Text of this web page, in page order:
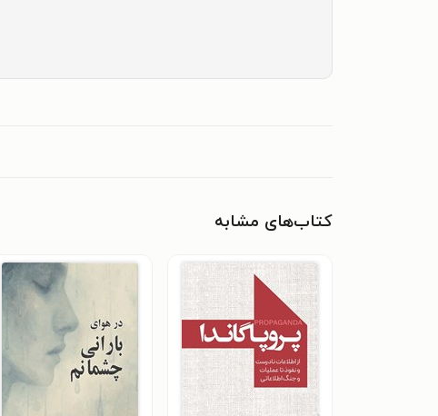
کتاب‌های مشابه